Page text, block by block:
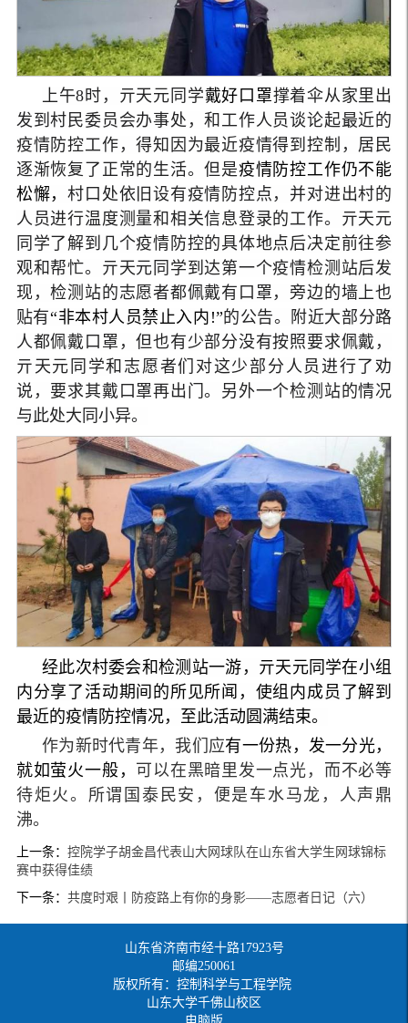
上午8时，亓天元同学戴好口罩撑着伞从家里出
发到村民委员会办事处，和工作人员谈论起最近的
疫情防控工作，得知因为最近疫情得到控制，居民
逐渐恢复了正常的生活。但是疫情防控工作仍不能
松懈，村口处依旧设有疫情防控点，并对进出村的
人员进行温度测量和相关信息登录的工作。亓天元
同学了解到几个疫情防控的具体地点后决定前往参
观和帮忙。亓天元同学到达第一个疫情检测站后发
现，检测站的志愿者都佩戴有口罩，旁边的墙上也
贴有“非本村人员禁止入内!”的公告。附近大部分路
人都佩戴口罩，但也有少部分没有按照要求佩戴，
亓天元同学和志愿者们对这少部分人员进行了劝
说，要求其戴口罩再出门。另外一个检测站的情况
与此处大同小异。
经此次村委会和检测站一游，亓天元同学在小组
内分享了活动期间的所见所闻，使组内成员了解到
最近的疫情防控情况，至此活动圆满结束。
作为新时代青年，我们应有一份热，发一分光，
就如萤火一般， 可以在黑暗里发一点光，而不必等
待炬火。所谓国泰民安，便是车水马龙，人声鼎
沸。
上一条： 控院学子胡金昌代表山大网球队在山东省大学生网球锦标
赛中获得佳绩
下一条： 共度时艰丨防疫路上有你的身影——志愿者日记（六）
山东省济南市经十路17923号
邮编250061
版权所有：控制科学与工程学院
山东大学千佛山校区